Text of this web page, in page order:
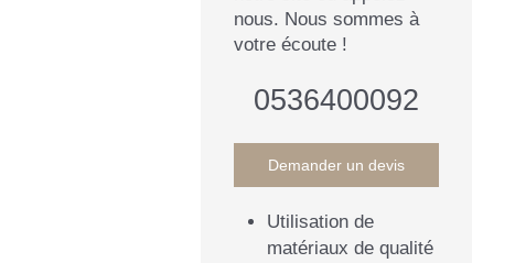
nous. Nous sommes à
votre écoute !
0536400092
Demander un devis
Utilisation de
matériaux de qualité